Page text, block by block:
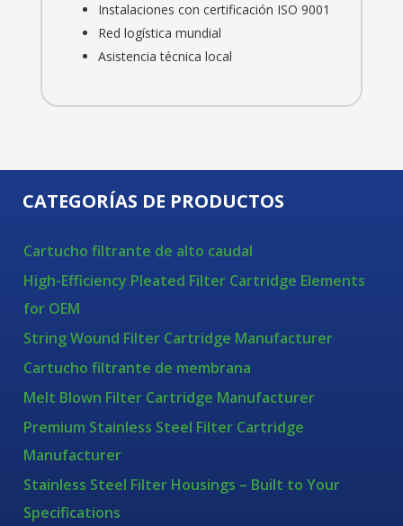
Instalaciones con certificación ISO 9001
Red logística mundial
Asistencia técnica local
CATEGORÍAS DE PRODUCTOS
Cartucho filtrante de alto caudal
High-Efficiency Pleated Filter Cartridge Elements
for OEM
String Wound Filter Cartridge Manufacturer
Cartucho filtrante de membrana
Melt Blown Filter Cartridge Manufacturer
Premium Stainless Steel Filter Cartridge
Manufacturer
Stainless Steel Filter Housings – Built to Your
Specifications